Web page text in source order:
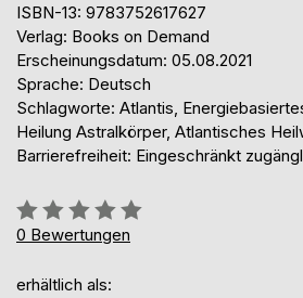
ISBN-13: 9783752617627
Verlag: Books on Demand
Erscheinungsdatum: 05.08.2021
Sprache: Deutsch
Schlagworte: Atlantis,
Heilung Astralkörper, Atlantisches
Barrierefreiheit: Eingeschränkt
Bewertung::
0%
0 Bewertungen
erhältlich als: